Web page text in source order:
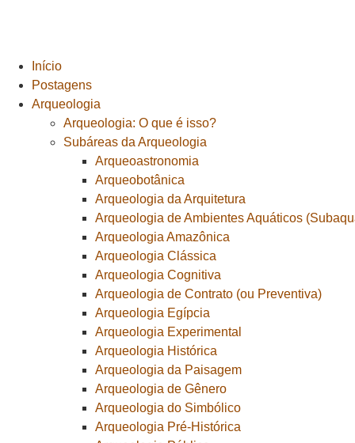
Início
Postagens
Arqueologia
Arqueologia: O que é isso?
Subáreas da Arqueologia
Arqueoastronomia
Arqueobotânica
Arqueologia da Arquitetura
Arqueologia de Ambientes Aquáticos
Arqueologia Amazônica
Arqueologia Clássica
Arqueologia Cognitiva
Arqueologia de Contrato (ou Preventiva)
Arqueologia Egípcia
Arqueologia Experimental
Arqueologia Histórica
Arqueologia da Paisagem
Arqueologia de Gênero
Arqueologia do Simbólico
Arqueologia Pré-Histórica